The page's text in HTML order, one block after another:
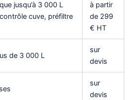
jusqu’à 3 000 L
cuve, préfiltre
à partir
de 299
€ HT
de 3 000 L
sur
devis
sur
devis